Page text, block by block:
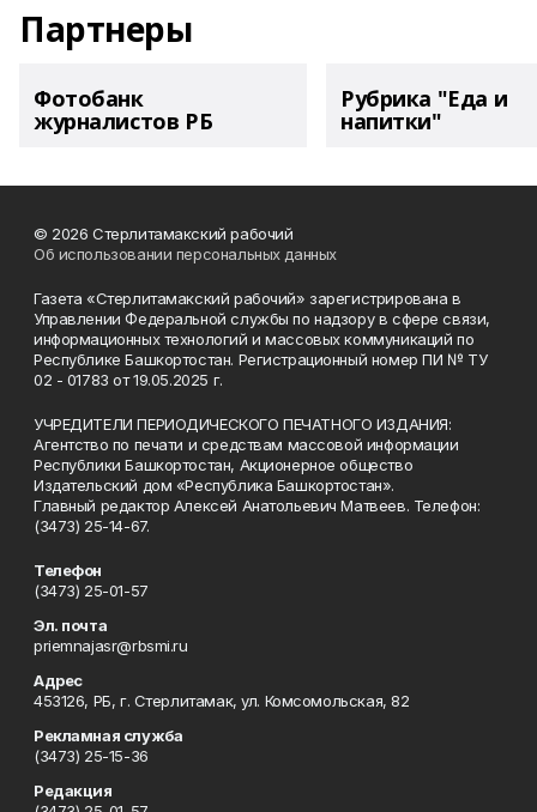
Партнеры
Фотобанк
журналистов РБ
Рубрика "Еда и
напитки"
© 2026 Стерлитамакский рабочий
Об использовании персональных данных
Газета «Стерлитамакский рабочий» зарегистрирована в
Управлении Федеральной службы по надзору в сфере связи,
информационных технологий и массовых коммуникаций по
Республике Башкортостан. Регистрационный номер ПИ № ТУ
02 - 01783 от 19.05.2025 г.
УЧРЕДИТЕЛИ ПЕРИОДИЧЕСКОГО ПЕЧАТНОГО ИЗДАНИЯ:
Агентство по печати и средствам массовой информации
Республики Башкортостан, Акционерное общество
Издательский дом «Республика Башкортостан».
Главный редактор Алексей Анатольевич Матвеев. Телефон:
(3473) 25-14-67.
Телефон
(3473) 25-01-57
Эл. почта
priemnajasr@rbsmi.ru
Адрес
453126, РБ, г. Стерлитамак, ул. Комсомольская, 82
Рекламная служба
(3473) 25-15-36
Редакция